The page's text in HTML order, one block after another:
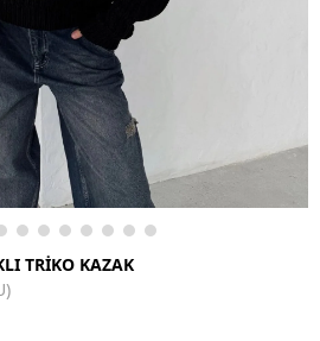
TRİKO KAZAK